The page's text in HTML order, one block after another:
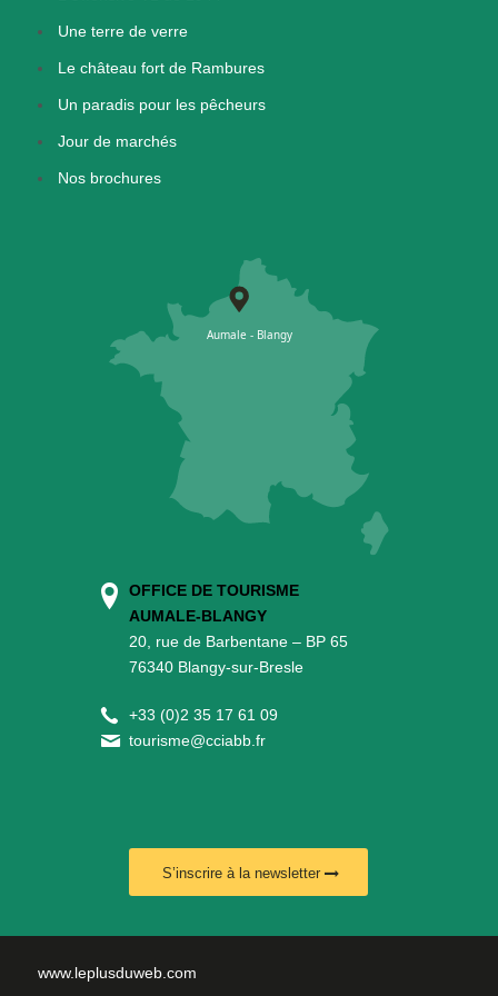
Une terre de verre
Le château fort de Rambures
Un paradis pour les pêcheurs
Jour de marchés
Nos brochures
OFFICE DE TOURISME
AUMALE-BLANGY
20, rue de Barbentane – BP 65
76340 Blangy-sur-Bresle
+33 (0)2 35 17 61 09
tourisme@cciabb.fr
S’inscrire à la newsletter
www.leplusduweb.com